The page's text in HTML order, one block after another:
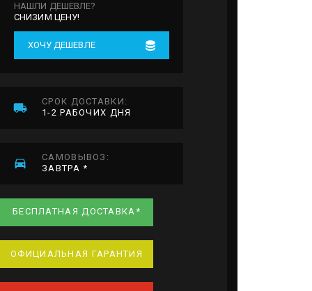
НАШЛИ ДЕШЕВЛЕ?
СНИЗИМ ЦЕНУ!
ХОЧУ ДЕШЕВЛЕ
СРОК ДОСТАВКИ:
1-2 РАБОЧИХ ДНЯ
САМОВЫВОЗ:
ЗАВТРА *
БЕСПЛАТНАЯ ДОСТАВКА*
ОФИЦИАЛЬНАЯ ГАРАНТИЯ